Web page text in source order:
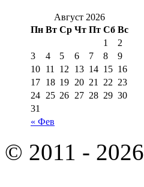
Август 2026
Пн Вт Ср Чт Пт Сб Вс
« Фев
1
2
3
4 5 6 7 8
9
10 11 12 13 14 15 16
17 18 19 20 21 22 23
24 25 26 27 28 29 30
31
© 2011 - 2026